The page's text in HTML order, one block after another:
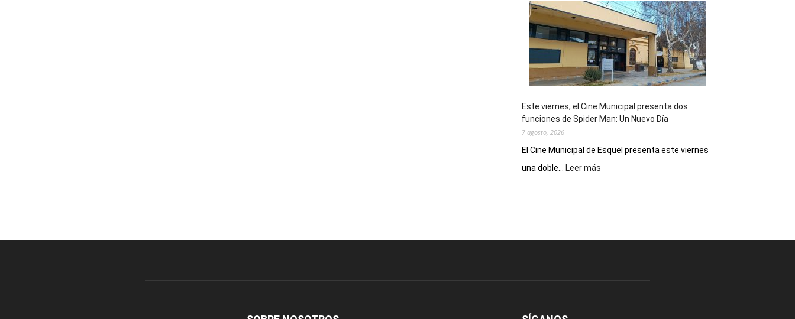
su
potencial
como
destino
de
reuniones
y
deportivos
Este viernes, el Cine Municipal presenta dos
funciones de Spider Man: Un Nuevo Día
7 agosto, 2026
El Cine Municipal de Esquel presenta este viernes
una doble...
Leer más
presenta